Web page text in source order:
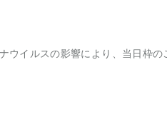
イルスの影響により、当日枠の